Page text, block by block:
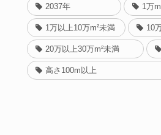
2037年 1万
1万以上10万m²未満 10
20万以上30万m²未満
高さ100m以上